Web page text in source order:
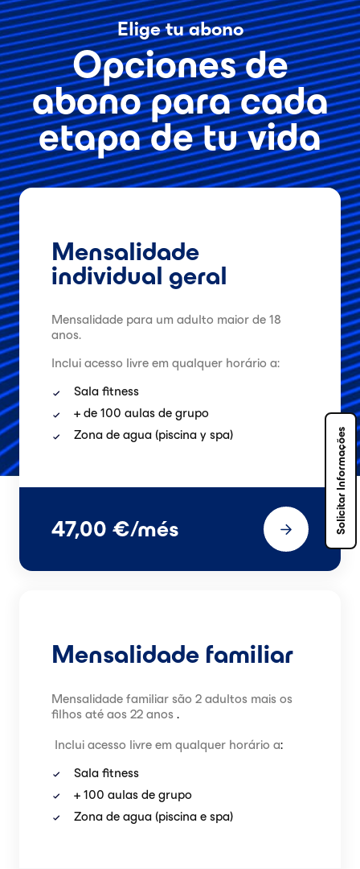
Elige tu abono
Opciones de
abono para cada
etapa de tu vida
Mensalidade
individual geral
Mensalidade para um adulto maior de 18
anos.
Inclui acesso livre em qualquer horário a:
Sala fitness
+ de 100 aulas de grupo
Zona de agua (piscina y spa)
47,00 €/més
Mensalidade familiar
Mensalidade familiar são 2 adultos mais os
filhos até aos 22 anos .
Inclui acesso livre em qualquer horário a:
Sala fitness
+ 100 aulas de grupo
Zona de agua (piscina e spa)
Solicitar Informações